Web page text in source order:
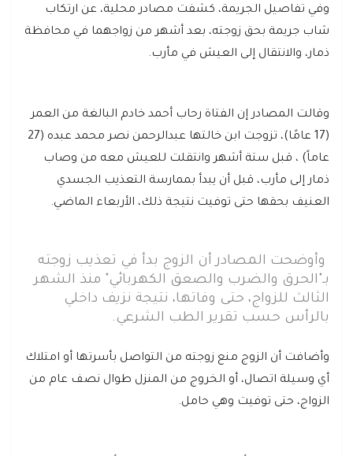
وفي تفاصيل الجريمة، كشفت مصادر محلية، عن ارتكاب
شاب جريمة بحق زوجته، بعد أشهر من زواجهما في محافظة
ذمار، والانتقال إلى العيش في مأرب.
وقالت المصادر إن الفتاة رحاب أحمد خادم البالغة من العمر
(17 عامًا)، تزوجت ابن خالتها عبدالرحمن نصر محمد عبده (27
عاماً) ، قبل ستة أشهر وانتقلت للعيش معه من وصاب
ذمار إلى مأرب، قبل أن يبدأ بممارسة التعذيب الجسدي
العنيف بحقها حتى توفيت نتيجة ذلك، الأربعاء الماضي.
وأوضحت المصادر أن الزوج بدأ في تعذيب زوجته
بـ"الحرق والضرب والصعق الكهربائي" منذ الشهر
الثالث للزواج، حتى وفاتها، نتيجة نزيف داخلي
بالرأس حسب تقرير الطب الشرعي.
وأضافت أن الزوج منع زوجته من التواصل بأسرتها أو امتلاك
أي وسيلة اتصال، أو الخروج من المنزل طوال نصف عام من
الزواج، حتى توفيت وهي حامل.